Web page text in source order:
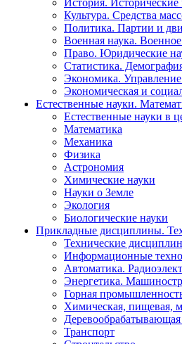
История. Исторические
Культура. Средства
Политика. Партии и
Военная наука.
Право. Юридические
Статистика.
Экономика.
Экономическая и
Естественные науки.
Естественные науки в
Математика
Механика
Физика
Астрономия
Химические науки
Науки о Земле
Экология
Биологические науки
Прикладные дисциплины.
Технические
Информационные
Автоматика.
Энергетика.
Горная
Химическая, пищевая,
Транспорт